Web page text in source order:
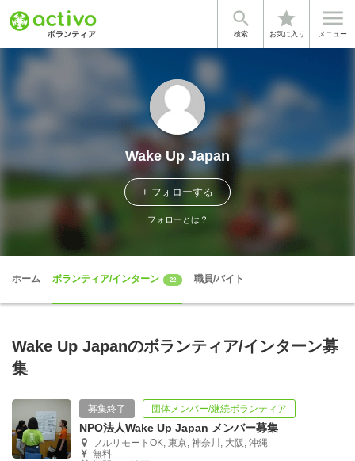

検索
star
お気に入り

メニュー
Wake Up Japan
+ フォローする
フォローとは？
ホーム ボランティア/インターン 22 職員/バイト
Wake Up Japanのボランティア/インターン募
集
募集終了 団体メンバー/継続ボランティア
NPO法人Wake Up Japan メンバー募集
フルリモートOK, 東京, 神奈川, 大阪, 沖縄
無料